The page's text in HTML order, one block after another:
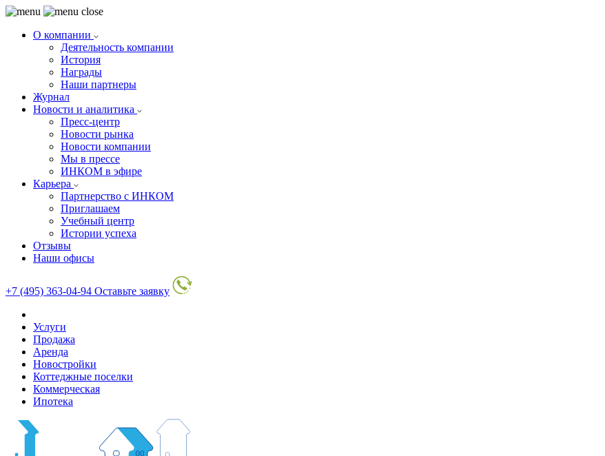
О компании
Деятельность компании
История
Награды
Наши партнеры
Журнал
Новости и аналитика
Пресс-центр
Новости рынка
Новости компании
Мы в прессе
ИНКОМ в эфире
Карьера
Партнерство с ИНКОМ
Приглашаем
Учебный центр
Истории успеха
Отзывы
Наши офисы
+7 (495) 363-04-94 Оставьте заявку
Услуги
Продажа
Аренда
Новостройки
Коттеджные поселки
Коммерческая
Ипотека